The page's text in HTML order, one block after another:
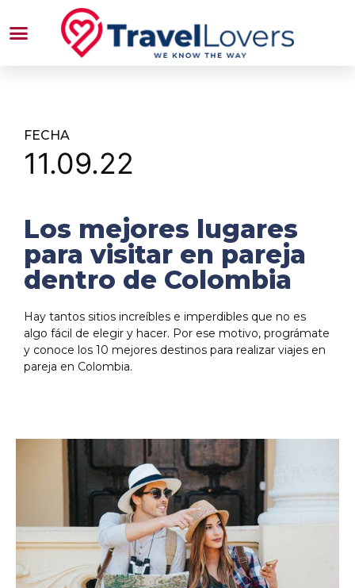
FECHA
11.09.22
Los mejores lugares
para visitar en pareja
dentro de Colombia
Hay tantos sitios increíbles e imperdibles que no es
algo fácil de elegir y hacer. Por ese motivo, prográmate
y conoce los 10 mejores destinos para realizar viajes en
pareja en Colombia.